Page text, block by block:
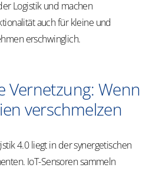
Logistik und machen
auch für kleine und
erschwinglich.
Vernetzung: Wenn
verschmelzen
4.0 liegt in der synergetischen
IoT-Sensoren sammeln